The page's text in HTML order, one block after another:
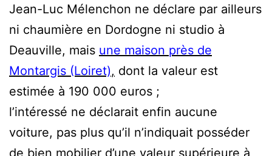
Jean-Luc Mélenchon ne déclare par ailleurs
ni chaumière en Dordogne ni studio à
Deauville, mais une maison près de
Montargis (Loiret), dont la valeur est
estimée à 190 000 euros ;
l’intéressé ne déclarait enfin aucune
voiture, pas plus qu’il n’indiquait posséder
de bien mobilier d’une valeur supérieure à